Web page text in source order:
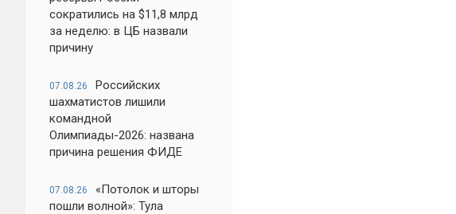
сократились на $11,8 млрд
за неделю: в ЦБ назвали
причину
07.08.26
Российских
шахматистов лишили
командной
Олимпиады-2026: названа
причина решения ФИДЕ
07.08.26
«Потолок и шторы
пошли волной»: Тула